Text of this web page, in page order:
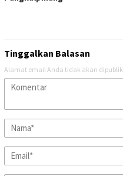
Tinggalkan Balasan
Alamat email Anda tidak akan